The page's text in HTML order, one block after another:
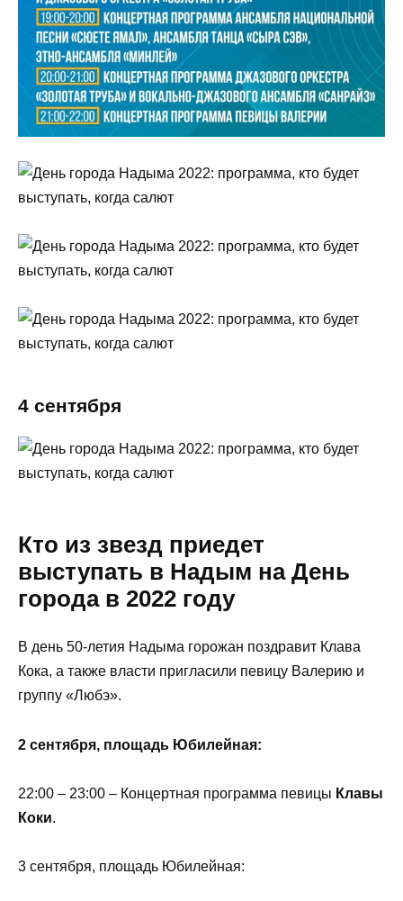
4 сентября
Кто из звезд приедет
выступать в Надым на День
города в 2022 году
В день 50-летия Надыма горожан поздравит Клава
Кока, а также власти пригласили певицу Валерию и
группу «Любэ».
2 сентября, площадь Юбилейная:
22:00 – 23:00 – Концертная программа певицы Клавы
Коки.
3 сентября, площадь Юбилейная: